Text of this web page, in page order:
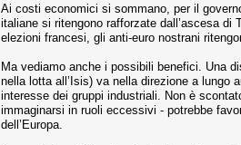
Ai costi economici si sommano, per il
italiane si ritengono rafforzate dall’ascesa
elezioni francesi, gli anti-euro nostrani
Ma vediamo anche i possibili benefici. Una
nella lotta all’Isis) va nella direzione a lungo
interesse dei gruppi industriali. Non è
immaginarsi in ruoli eccessivi - potrebbe
dell’Europa.